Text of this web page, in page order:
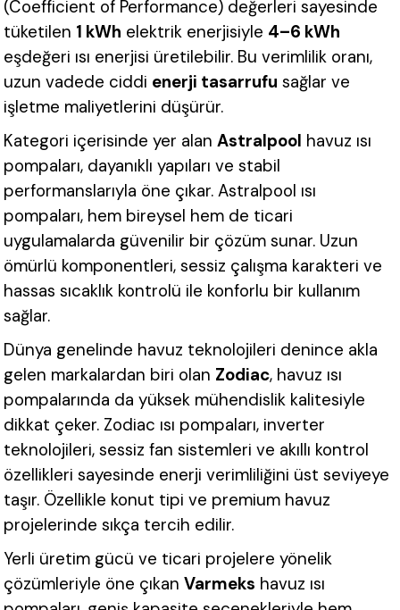
(Coefficient of Performance) değerleri sayesinde
tüketilen 1 kWh elektrik enerjisiyle 4–6 kWh
eşdeğeri ısı enerjisi üretilebilir. Bu verimlilik oranı,
uzun vadede ciddi enerji tasarrufu sağlar ve
işletme maliyetlerini düşürür.
Kategori içerisinde yer alan Astralpool havuz ısı
pompaları, dayanıklı yapıları ve stabil
performanslarıyla öne çıkar. Astralpool ısı
pompaları, hem bireysel hem de ticari
uygulamalarda güvenilir bir çözüm sunar. Uzun
ömürlü komponentleri, sessiz çalışma karakteri ve
hassas sıcaklık kontrolü ile konforlu bir kullanım
sağlar.
Dünya genelinde havuz teknolojileri denince akla
gelen markalardan biri olan Zodiac, havuz ısı
pompalarında da yüksek mühendislik kalitesiyle
dikkat çeker. Zodiac ısı pompaları, inverter
teknolojileri, sessiz fan sistemleri ve akıllı kontrol
özellikleri sayesinde enerji verimliliğini üst seviyeye
taşır. Özellikle konut tipi ve premium havuz
projelerinde sıkça tercih edilir.
Yerli üretim gücü ve ticari projelere yönelik
çözümleriyle öne çıkan Varmeks havuz ısı